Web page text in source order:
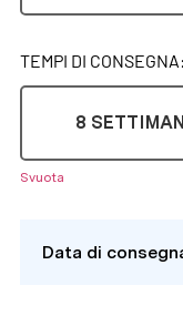
TEMPI DI
8
Svuota
Data di